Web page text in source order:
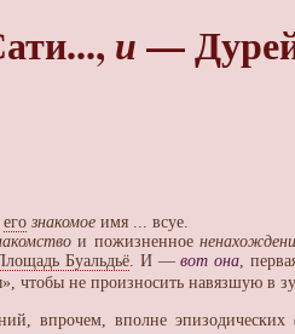
и —
его знакомое имя ... всуе.
и пожизненное
Буальдьё. И —вот она,
чтобы не произносить навязшую в
впрочем, вполне эпизодических